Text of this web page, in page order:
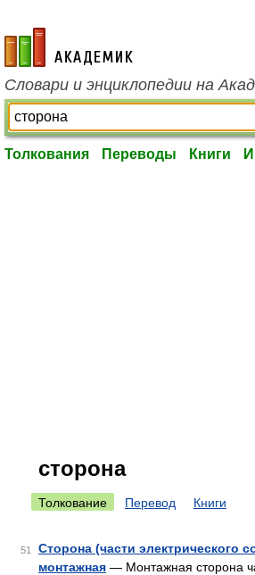
academic.ru
Словари и энциклопедии на
Толкования Переводы Книги
сторона
Толкование Перевод Книги
51
Сторона (части электрического
монтажная — Монтажная сторона